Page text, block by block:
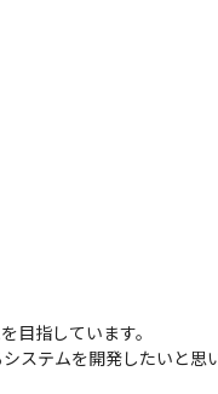
目指しています。
ステムを開発したいと思い